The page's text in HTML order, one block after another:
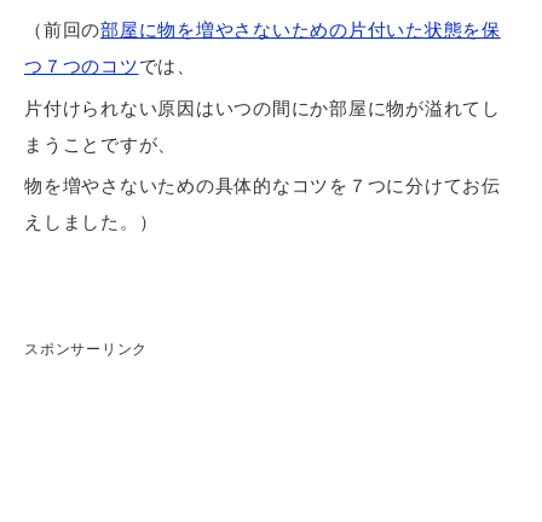
（前回の部屋に物を増やさないための片付いた状態を保
つ７つのコツでは、
片付けられない原因はいつの間にか部屋に物が溢れてし
まうことですが、
物を増やさないための具体的なコツを７つに分けてお伝
えしました。）
スポンサーリンク